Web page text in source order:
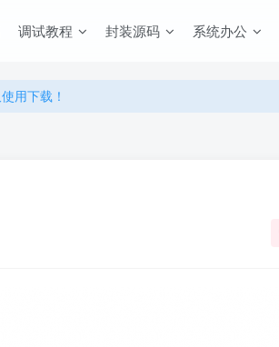
调试教程 封装源码 系统办公
用下载！
用下载！